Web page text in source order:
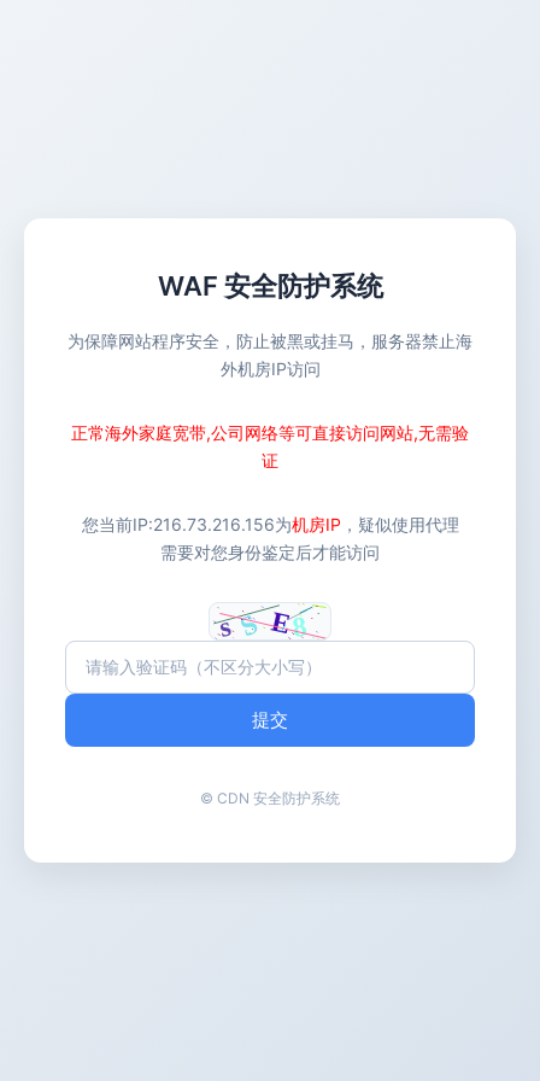
WAF 安全防护系统
为保障网站程序安全，防止被黑或挂马，服务器禁止海
外机房IP访问
正常海外家庭宽带,公司网络等可直接访问网站,无需验
证
您当前IP:216.73.216.156为机房IP ，疑似使用代理
需要对您身份鉴定后才能访问
提交
© CDN 安全防护系统